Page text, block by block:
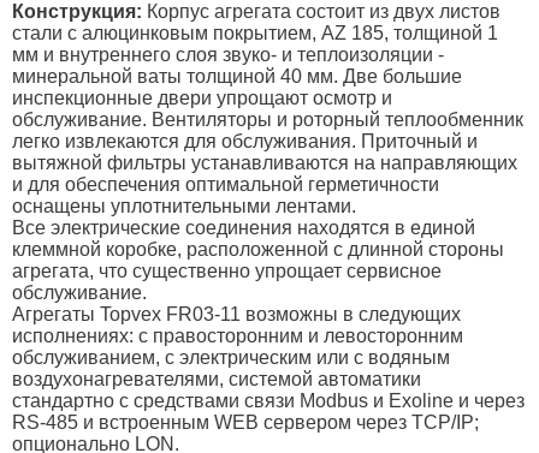
Конструкция: Корпус агрегата состоит из двух листов
стали с алюцинковым покрытием, AZ 185, толщиной 1
мм и внутреннего слоя звуко- и теплоизоляции -
минеральной ваты толщиной 40 мм. Две большие
инспекционные двери упрощают осмотр и
обслуживание. Вентиляторы и роторный теплообменник
легко извлекаются для обслуживания. Приточный и
вытяжной фильтры устанавливаются на направляющих
и для обеспечения оптимальной герметичности
оснащены уплотнительными лентами.
Все электрические соединения находятся в единой
клеммной коробке, расположенной с длинной стороны
агрегата, что существенно упрощает сервисное
обслуживание.
Агрегаты Topvex FR03-11 возможны в следующих
исполнениях: с правосторонним и левосторонним
обслуживанием, с электрическим или с водяным
воздухонагревателями, системой автоматики
стандартно с средствами связи Modbus и Exoline и через
RS-485 и встроенным WEB сервером через TCP/IP;
опционально LON.